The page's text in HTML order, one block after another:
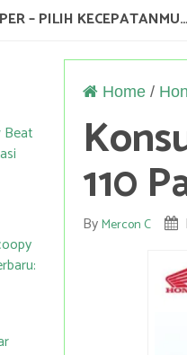
– PILIH
Home /
110
ByMercon C
Beat